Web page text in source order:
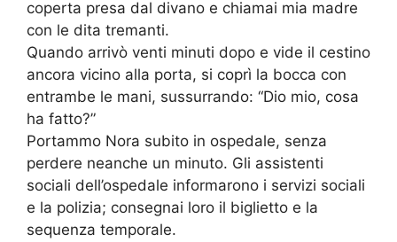
coperta presa dal divano e chiamai mia madre
con le dita tremanti.
Quando arrivò venti minuti dopo e vide il cestino
ancora vicino alla porta, si coprì la bocca con
entrambe le mani, sussurrando: “Dio mio, cosa
ha fatto?”
Portammo Nora subito in ospedale, senza
perdere neanche un minuto. Gli assistenti
sociali dell’ospedale informarono i servizi sociali
e la polizia; consegnai loro il biglietto e la
sequenza temporale.